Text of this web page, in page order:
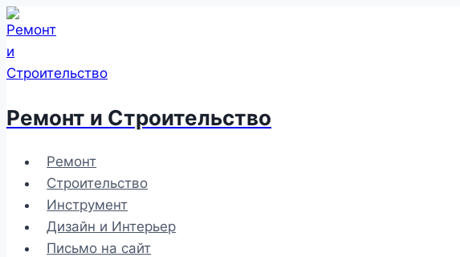
Перейти
к
содержимому
Ремонт и Строительство
Ремонт
Строительство
Инструмент
Дизайн и Интерьер
Письмо на сайт